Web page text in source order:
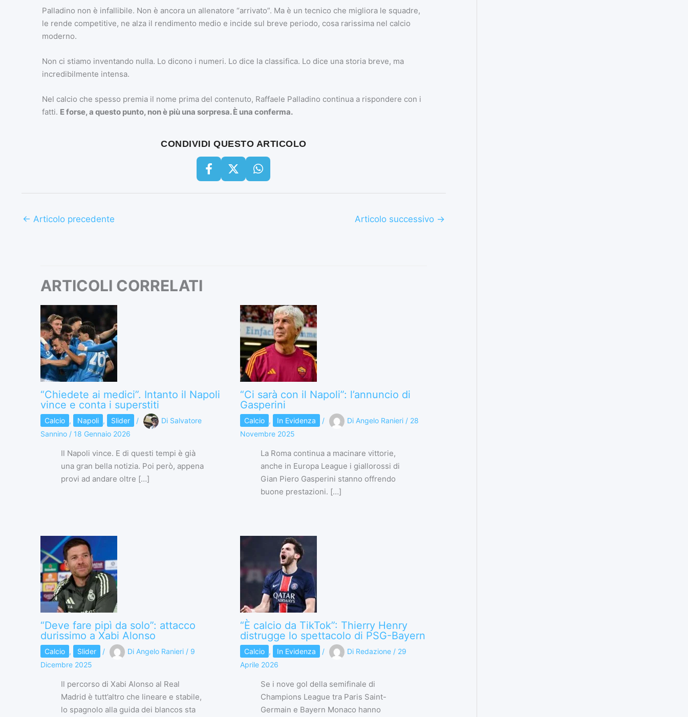
Palladino non è infallibile. Non è ancora un allenatore “arrivato”. Ma è un tecnico che migliora le squadre,
le rende competitive, ne alza il rendimento medio e incide sul breve periodo, cosa rarissima nel calcio
moderno.
Non ci stiamo inventando nulla. Lo dicono i numeri. Lo dice la classifica. Lo dice una storia breve, ma
incredibilmente intensa.
Nel calcio che spesso premia il nome prima del contenuto, Raffaele Palladino continua a rispondere con i
fatti. E forse, a questo punto, non è più una sorpresa. È una conferma.
CONDIVIDI QUESTO ARTICOLO
← Articolo precedente Articolo successivo →
ARTICOLI CORRELATI
“Chiedete ai medici”. Intanto il Napoli
vince e conta i superstiti
Calcio , Napoli , Slider / Di Salvatore
Sannino / 18 Gennaio 2026
Il Napoli vince. E di questi tempi è già
una gran bella notizia. Poi però, appena
provi ad andare oltre […]
“Ci sarà con il Napoli”: l’annuncio di
Gasperini
Calcio , In Evidenza / Di Angelo Ranieri / 28
Novembre 2025
La Roma continua a macinare vittorie,
anche in Europa League i giallorossi di
Gian Piero Gasperini stanno offrendo
buone prestazioni. […]
“Deve fare pipì da solo”: attacco
durissimo a Xabi Alonso
Calcio , Slider / Di Angelo Ranieri / 9
Dicembre 2025
Il percorso di Xabi Alonso al Real
Madrid è tutt’altro che lineare e stabile,
lo spagnolo alla guida dei blancos sta
“È calcio da TikTok”: Thierry Henry
distrugge lo spettacolo di PSG-Bayern
Calcio , In Evidenza / Di Redazione / 29
Aprile 2026
Se i nove gol della semifinale di
Champions League tra Paris Saint-
Germain e Bayern Monaco hanno